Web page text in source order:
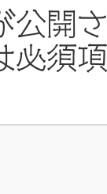
公開
必須